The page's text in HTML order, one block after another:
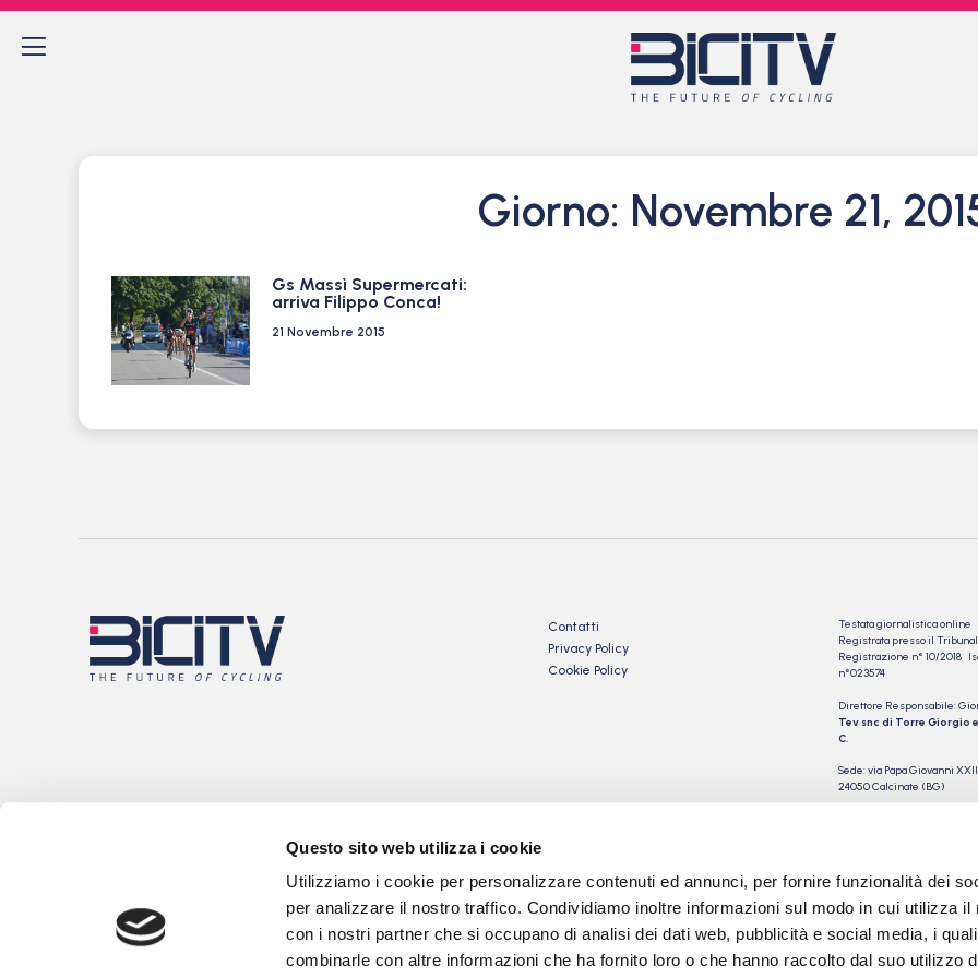
Questo sito web utilizza i cookie
Utilizziamo i cookie per personalizzare contenuti ed annunci, per fornire funzionalità dei
per analizzare il nostro traffico. Condividiamo inoltre informazioni sul modo in cui utilizza il
con i nostri partner che si occupano di analisi dei dati web, pubblicità e social media, i
combinarle con altre informazioni che ha fornito loro o che hanno raccolto dal suo utilizzo
Giorno: Novembre 21,
Gs Massì Supermercati:
arriva Filippo Conca!
21 Novembre 2015
Contatti
Privacy Policy
Cookie Policy
Testata giornalistica online
Registrata presso il
Registrazione n° 10/2018
n°023574
Direttore Responsabile:
Tev snc di Torre Giorgio
C.
Sede: via Papa Giovanni
24050 Calcinate (BG)